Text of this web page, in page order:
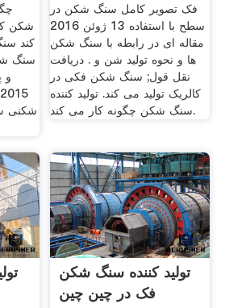
شکن
کند
سنگ
شکنی
فک تصویر کامل سنگ شکن در
سطح با استفاده 13 ژوئن 2016
مقاله ای در رابطه با سنگ شکن
ها و نحوه تولید شن و . دریافت
نقل قول; سنگ شکن فکی در
کالریک تولید می کند. تولید کننده
سنگ شکن چگونه کار می کند.
تولید کننده سنگ شکن
فک در چین چین